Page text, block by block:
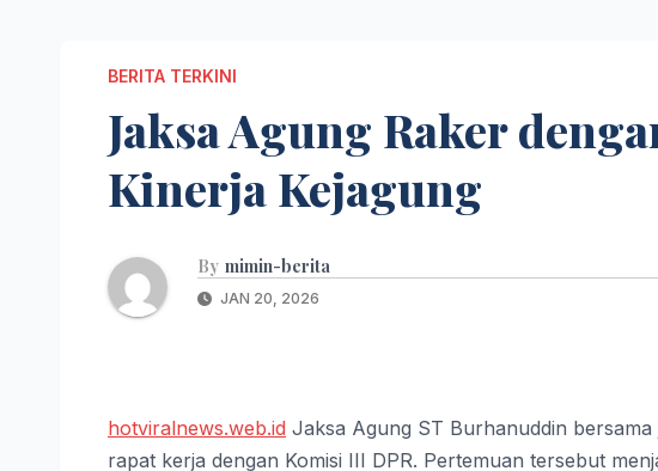
BERITA TERKINI
Jaksa Agung Raker
Kinerja Kejagung
By mimin-berita
JAN 20, 2026
hotviralnews.web.id Jaksa Agung ST Burhanuddin
rapat kerja dengan Komisi III DPR. Pertemuan tersebut